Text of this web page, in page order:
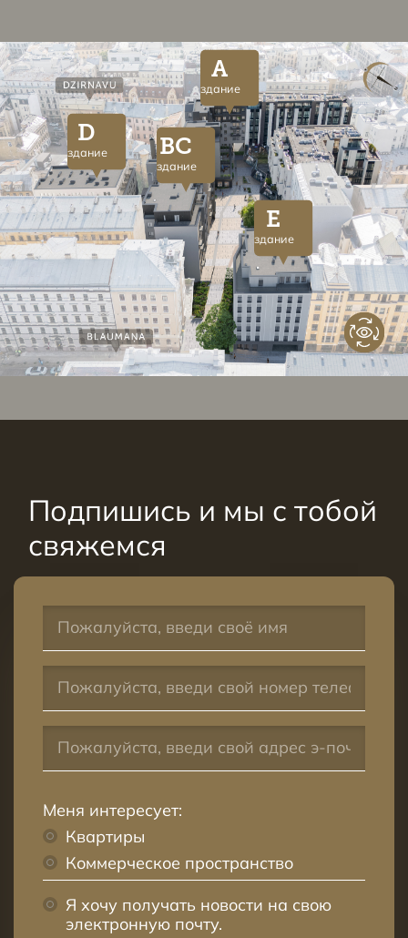
A
здание
BC
здание
D
здание
E
здание
Подпишись и мы с тобой
свяжемся
Меня интересует:
Квартиры
Коммерческое пространство
Я хочу получать новости на свою
электронную почту.